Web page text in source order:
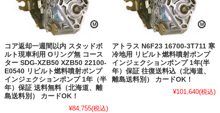
コア返却一週間以内 スタッドボ
ルト現車利用 Oリング無 コース
ター SDG-XZB50 XZB50 22100-
E0540 リビルト燃料噴射ポンプ
インジェクションポンプ 1年（半
年）保証 送料無料（北海道、離
島送料別） カードOK！
¥84,755(税込)
アトラス N6F23 16700-3T711 寒
冷地用 リビルト燃料噴射ポンプ
インジェクションポンプ 1年(半
年）保証 往復送料込（北海道、
離島送料別） カードOK！
¥101,640(税込)